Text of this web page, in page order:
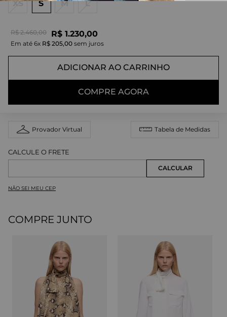
XS S M L
R$ 2.460,00 R$ 1.230,00
Em até 6x R$ 205,00 sem juros
ADICIONAR AO CARRINHO
COMPRE AGORA
Provador Virtual Tabela de Medidas
NÃO SEI MEU CEP
COMPRE JUNTO